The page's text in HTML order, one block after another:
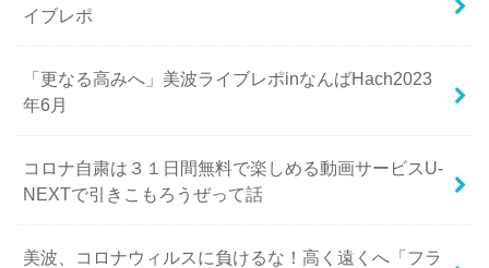
イブレポ
「更なる高みへ」美波ライブレポinなんばHach2023
年6月
コロナ自粛は３１日間無料で楽しめる動画サービスU-
NEXTで引きこもろうぜって話
美波、コロナウィルスに負けるな！高く遠くへ「フラ